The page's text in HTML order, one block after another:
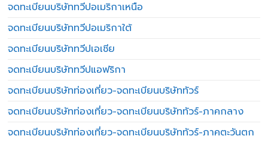
จดทะเบียนบริษัททวีปอเมริกาเหนือ
จดทะเบียนบริษัททวีปอเมริกาใต้
จดทะเบียนบริษัททวีปเอเชีย
จดทะเบียนบริษัททวีปแอฟริกา
จดทะเบียนบริษัทท่องเที่ยว-จดทะเบียนบริษัททัวร์
จดทะเบียนบริษัทท่องเที่ยว-จดทะเบียนบริษัททัวร์-ภาคกลาง
จดทะเบียนบริษัทท่องเที่ยว-จดทะเบียนบริษัททัวร์-ภาคตะวันตก